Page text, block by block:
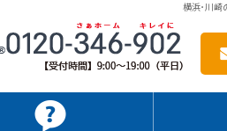
横浜･川崎